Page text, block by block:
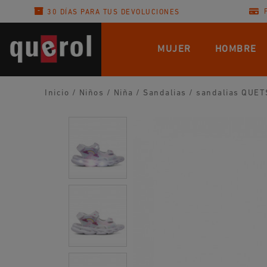
30 DÍAS PARA TUS DEVOLUCIONES
MUJER HOMBRE
Inicio / Niños / Niña / Sandalias / sandalias